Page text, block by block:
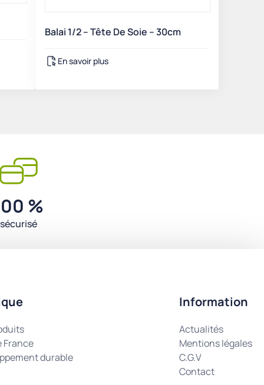
Balai 1/2 – Tête De Soie – 30cm
En savoir plus
%
sécurisé
France
durable
Information
Actualités
Mentions légales
C.G.V
Contact